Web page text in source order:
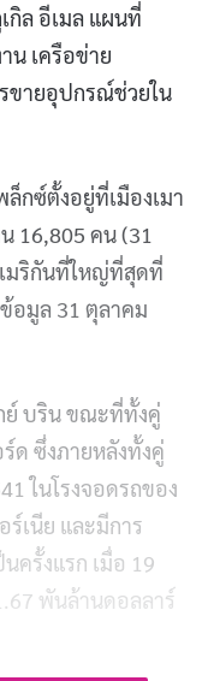
กิล อีเมล แผนที่
น เครือข่าย
ขายอุปกรณ์ช่วยใน
กซ์ตั้งอยู่ที่เมืองเมา
16,805 คน (31
มริกันที่ใหญ่ที่สุดที่
อมูล 31 ตุลาคม
กย์ บริน ขณะที่ทั้งคู่
ด ซึ่งภายหลังทั้งคู่
ในโรงจอดรถของ
ร์เนีย และมีการ
ครั้งแรก เมื่อ 19
พันล้านดอลลาร์